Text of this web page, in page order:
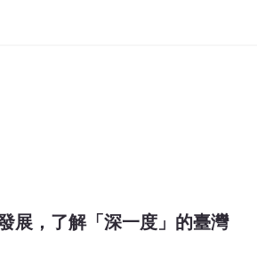
展，了解「深一度」的臺灣